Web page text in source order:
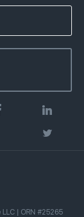
| ORN #25265